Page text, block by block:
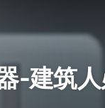
-建筑